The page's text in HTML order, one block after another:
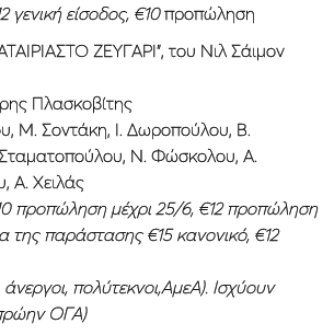
γενική είσοδος, €10προπώληση
ΖΕΥΓΑΡΙ”, του Νιλ Σάιμον
Πλασκοβίτης
Μ. Σοντάκη, Ι. Δωροπούλου, Β.
Ν. Φώσκολου, Α.
Α. Χειλάς
προπώληση μέχρι 25/6, €12 προπώληση
της παράστασης €15 κανονικό, €12
πολύτεκνοι,ΑμεΑ). Ισχύουν
ΟΓΑ)